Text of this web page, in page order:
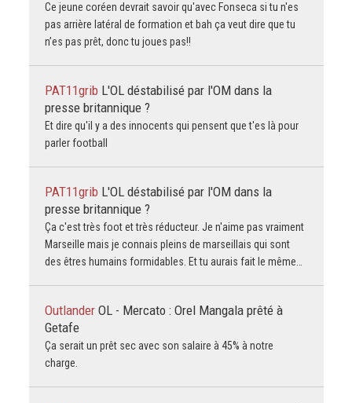
Ce jeune coréen devrait savoir qu'avec Fonseca si tu n'es
pas arrière latéral de formation et bah ça veut dire que tu
n’es pas prêt, donc tu joues pas!!
PAT11grib L'OL déstabilisé par l'OM dans la
presse britannique ?
Et dire qu'il y a des innocents qui pensent que t'es là pour
parler football
PAT11grib L'OL déstabilisé par l'OM dans la
presse britannique ?
Ça c'est très foot et très réducteur. Je n'aime pas vraiment
Marseille mais je connais pleins de marseillais qui sont
des êtres humains formidables. Et tu aurais fait le même…
Outlander OL - Mercato : Orel Mangala prêté à
Getafe
Ça serait un prêt sec avec son salaire à 45% à notre
charge.